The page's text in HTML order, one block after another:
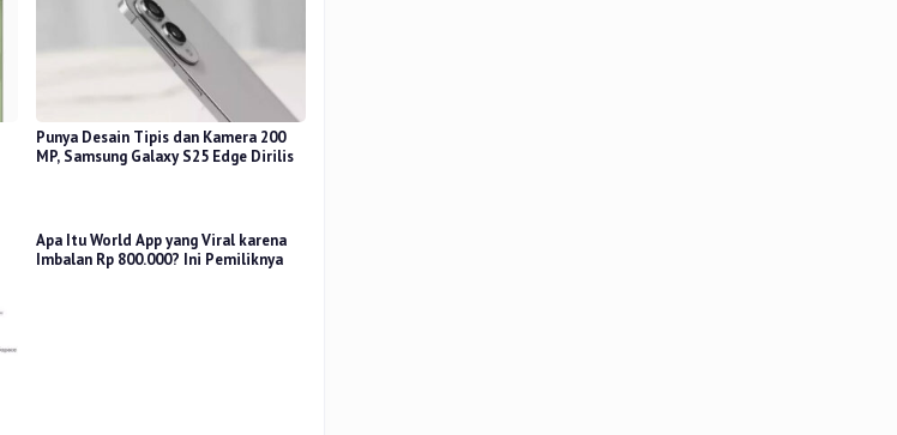
Punya Desain Tipis dan Kamera 200
MP, Samsung Galaxy S25 Edge Dirilis
Apa Itu World App yang Viral karena
Imbalan Rp 800.000? Ini Pemiliknya